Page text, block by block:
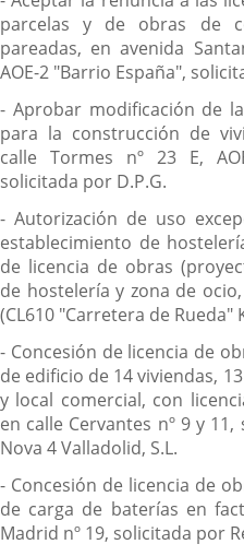
parcelas y de obras de
pareadas, en avenida
AOE-2 "Barrio España",
- Aprobar modificación de
para la construcción de
calle Tormes nº 23 E,
solicitada por D.P.G.
- Autorización de uso
establecimiento de
de licencia de obras
de hostelería y zona de
(CL610 "Carretera de Rueda"
- Concesión de licencia de
de edificio de 14 viviendas,
y local comercial, con
en calle Cervantes nº 9 y
Nova 4 Valladolid, S.L.
- Concesión de licencia de
de carga de baterías en
Madrid nº 19, solicitada por